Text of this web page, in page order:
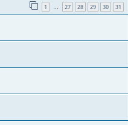
1 … 27 28 29 30 31